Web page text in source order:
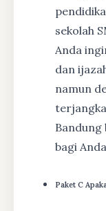
sekolah
Anda
dan
namun
bagi
Paket C